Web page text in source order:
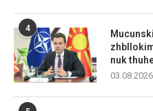
4
nuk